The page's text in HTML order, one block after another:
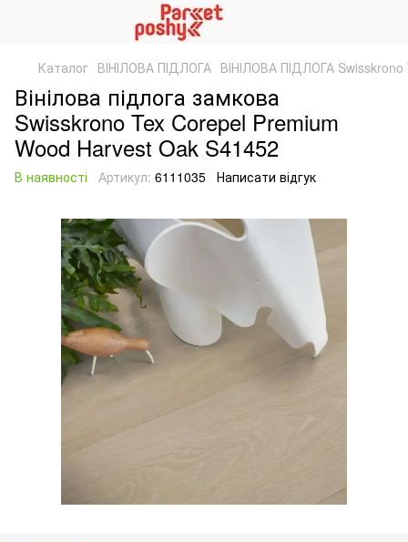
Каталог ВІНІЛОВА ПІДЛОГА ВІНІЛОВА ПІДЛОГА Swisskrono
Вінілова підлога замкова
Swisskrono Tex Corepel Premium
Wood Harvest Oak S41452
В наявності Артикул: 6111035 Написати відгук